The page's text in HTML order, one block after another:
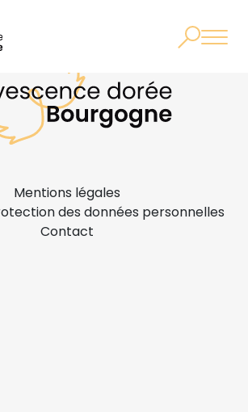
Mentions légales
des données personnelles
Contact